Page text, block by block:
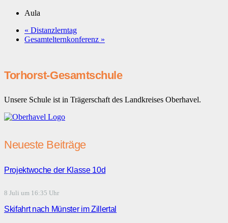
Aula
« Distanzlerntag
Gesamtelternkonferenz »
Torhorst-Gesamtschule
Unsere Schule ist in Trägerschaft des Landkreises Oberhavel.
Neueste Beiträge
Projektwoche der Klasse 10d
8 Juli um 16:35 Uhr
Skifahrt nach Münster im Zillertal